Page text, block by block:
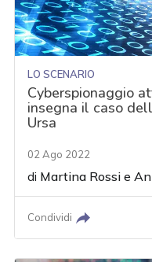
LO SCENARIO
Cyberspionaggio
insegna il caso
Ursa
02 Ago 2022
di Martina Rossi e
Condividi